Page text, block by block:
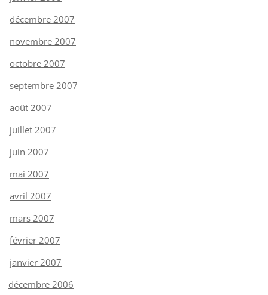
décembre 2007
novembre 2007
octobre 2007
septembre 2007
août 2007
juillet 2007
juin 2007
mai 2007
avril 2007
mars 2007
février 2007
janvier 2007
décembre 2006